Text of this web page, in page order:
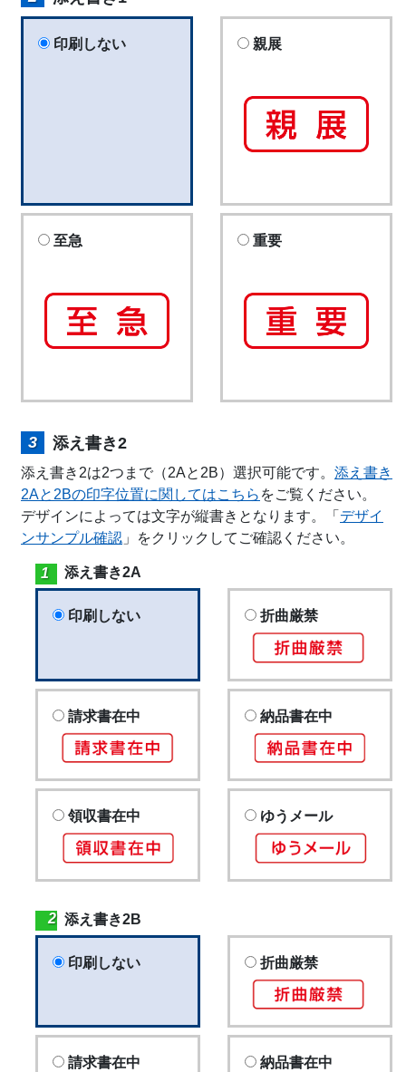
印刷しない 親展
至急 重要
添え書き2
添え書き2は2つまで（2Aと2B）選択可能です。 添え書き
2Aと2Bの印字位置に関してはこちら をご覧ください。
デザインによっては文字が縦書きとなります。「 デザイ
ンサンプル確認 」をクリックしてご確認ください。
添え書き2A
印刷しない 折曲厳禁
請求書在中 納品書在中
領収書在中 ゆうメール
添え書き2B
印刷しない 折曲厳禁
請求書在中 納品書在中